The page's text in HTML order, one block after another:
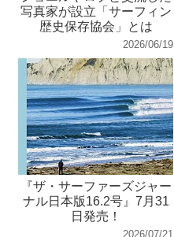
写真家が設立「サーフィン
歴史保存協会」とは
2026/06/19
『ザ・サーファーズジャー
ナル日本版16.2号』7月31
日発売！
2026/07/21